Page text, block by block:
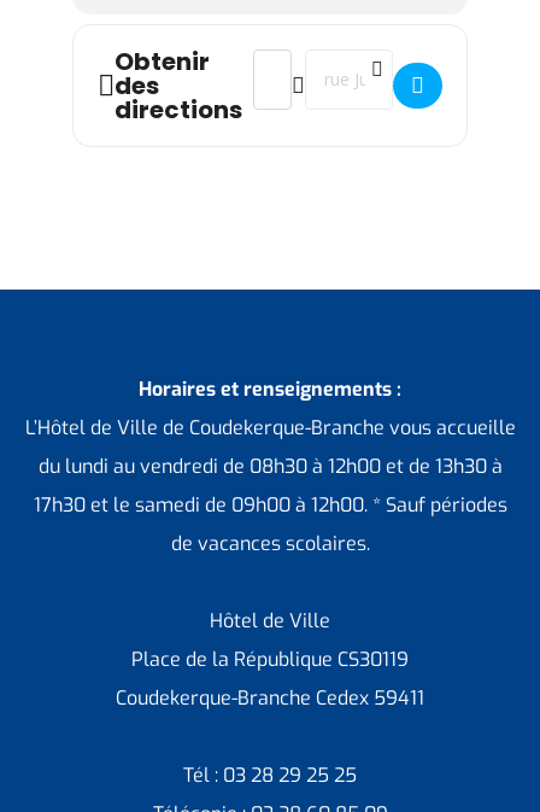
Obtenir
des
directions
Address - Permanence de Alain
Destination Address -
Horaires et renseignements :
L’Hôtel de Ville de Coudekerque-Branche vous accueille
du lundi au vendredi de 08h30 à 12h00 et de 13h30 à
17h30 et le samedi de 09h00 à 12h00. * Sauf périodes
de vacances scolaires.
Hôtel de Ville
Place de la République CS30119
Coudekerque-Branche Cedex 59411
Tél : 03 28 29 25 25